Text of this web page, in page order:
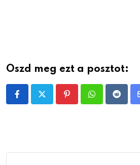
Oszd meg ezt a posztot:
PinterestWhatsappReddit